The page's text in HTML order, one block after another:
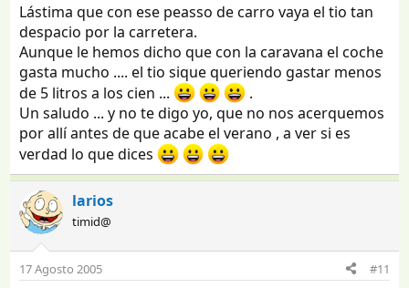
Lástima que con ese peasso de carro vaya el tio tan
despacio por la carretera.
Aunque le hemos dicho que con la caravana el coche
gasta mucho .... el tio sique queriendo gastar menos
de 5 litros a los cien ...
.
Un saludo ... y no te digo yo, que no nos acerquemos
por allí antes de que acabe el verano , a ver si es
verdad lo que dices
larios
timid@
17 Agosto 2005 #11